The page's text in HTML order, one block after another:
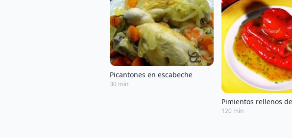
Picantones en escabeche
30 min
Pimientos rellenos
120 min